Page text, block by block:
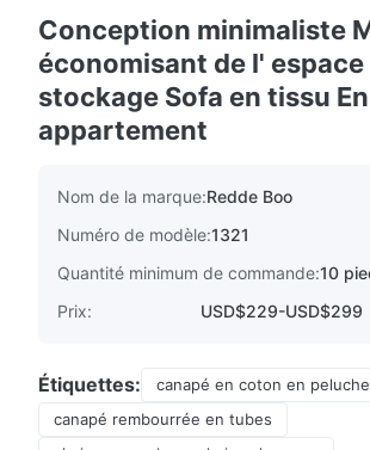
Conception minimaliste
économisant de l' espace
stockage Sofa en tissu
appartement
Nom de la marque:Redde Boo
Numéro de modèle:1321
Quantité minimum de commande:10
Prix:
USD$229-USD$299
Étiquettes:
canapé en coton en peluche
canapé rembourrée en tubes